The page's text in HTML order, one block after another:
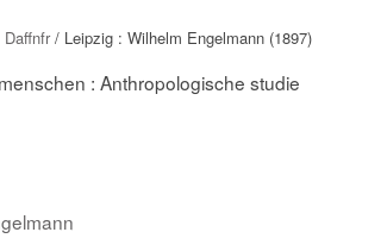
Daffnfr/ Leipzig : Wilhelm Engelmann (1897)
: Anthropologische studie